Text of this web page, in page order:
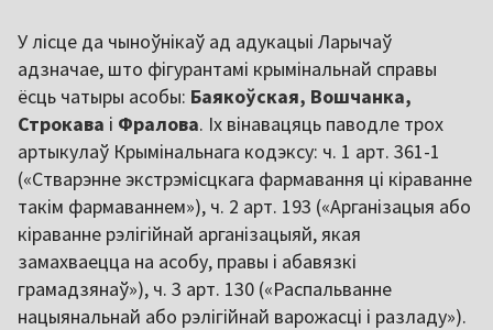
У лісце да чыноўнікаў ад адукацыі Ларычаў
адзначае, што фігурантамі крымінальнай справы
ёсць чатыры асобы: Баякоўская, Вошчанка,
Строкава і Фралова. Іх вінавацяць паводле трох
артыкулаў Крымінальнага кодэксу: ч. 1 арт. 361-1
(«Стварэнне экстрэмісцкага фармавання ці кіраванне
такім фармаваннем»), ч. 2 арт. 193 («Арганізацыя або
кіраванне рэлігійнай арганізацыяй, якая
замахваецца на асобу, правы і абавязкі
грамадзянаў»), ч. 3 арт. 130 («Распальванне
нацыянальнай або рэлігійнай варожасці і разладу»).